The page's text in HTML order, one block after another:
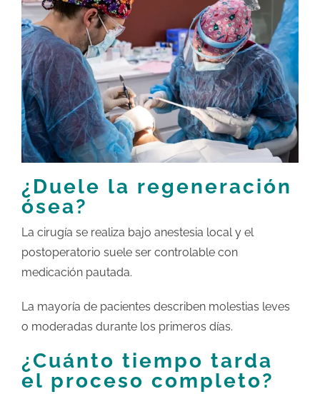
¿Duele la regeneración
ósea?
La cirugía se realiza bajo anestesia local y el
postoperatorio suele ser controlable con
medicación pautada.
La mayoría de pacientes describen molestias leves
o moderadas durante los primeros días.
¿Cuánto tiempo tarda
el proceso completo?